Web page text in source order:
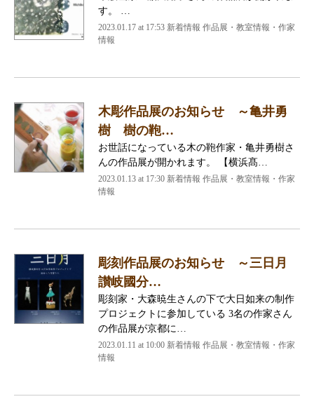
す。 …
2023.01.17 at 17:53 新着情報 作品展・教室情報・作家
情報
木彫作品展のお知らせ ～亀井勇
樹 樹の鞄…
お世話になっている木の鞄作家・亀井勇樹さ
んの作品展が開かれます。 【横浜髙…
2023.01.13 at 17:30 新着情報 作品展・教室情報・作家
情報
彫刻作品展のお知らせ ～三日月
讃岐國分…
彫刻家・大森暁生さんの下で大日如来の制作
プロジェクトに参加している 3名の作家さん
の作品展が京都に…
2023.01.11 at 10:00 新着情報 作品展・教室情報・作家
情報